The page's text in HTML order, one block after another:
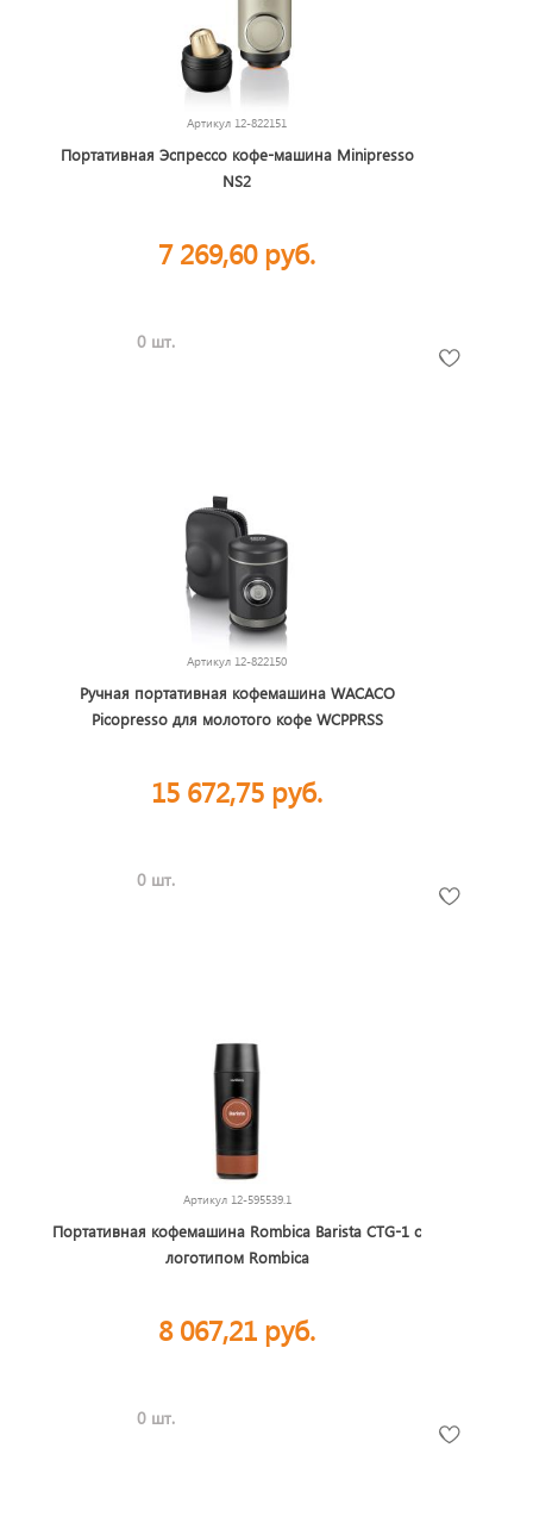
Артикул 12-822151
Портативная Эспрессо кофе-машина Minipresso
NS2
7 269,60 руб.
0 шт.
Артикул 12-822150
Ручная портативная кофемашина WACACO
Picopresso для молотого кофе WCPPRSS
15 672,75 руб.
0 шт.
Артикул 12-595539.1
Портативная кофемашина Rombica Barista CTG-1 с
логотипом Rombica
8 067,21 руб.
0 шт.